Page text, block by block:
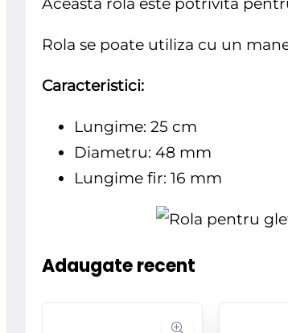
Rola se poate utiliza cu un
Caracteristici:
Lungime: 25 cm
Diametru: 48 mm
Lungime fir: 16 mm
Adaugate recent